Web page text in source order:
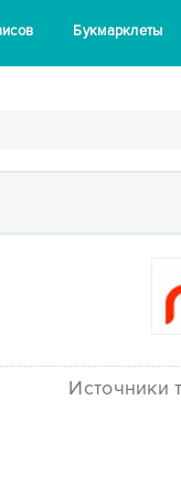
Букмарклеты
Источники